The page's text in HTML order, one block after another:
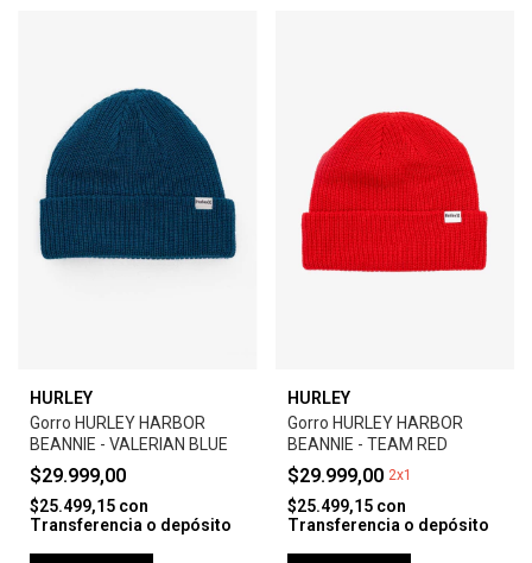
HURLEY
Gorro HURLEY HARBOR
BEANNIE - VALERIAN BLUE
$29.999,00
$25.499,15 con
Transferencia o depósito
HURLEY
Gorro HURLEY HARBOR
BEANNIE - TEAM RED
$29.999,00 2x1
$25.499,15 con
Transferencia o depósito